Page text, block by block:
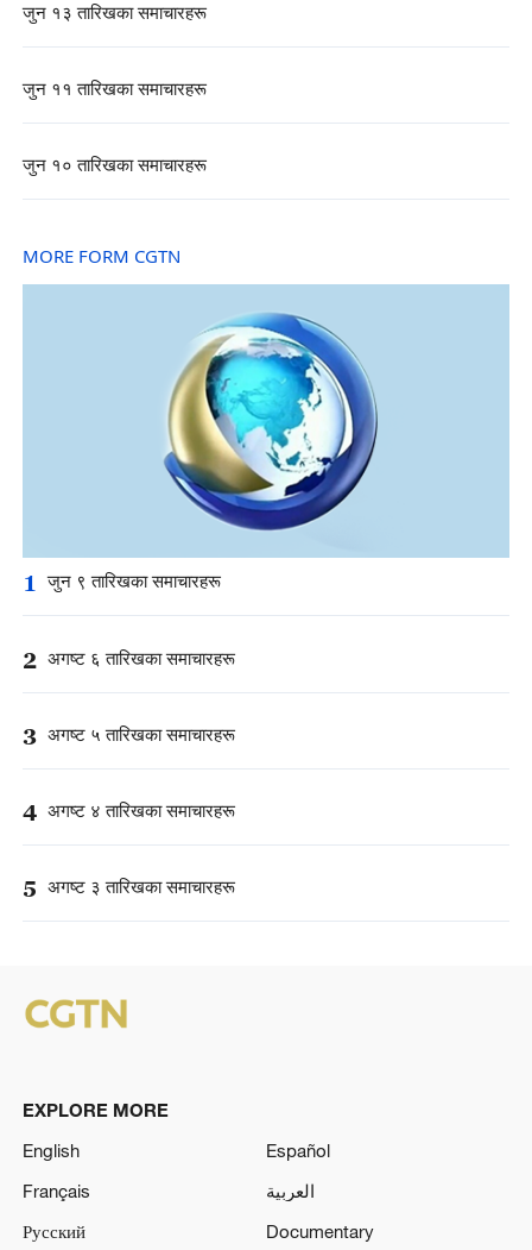
जुन १३ तारिखका समाचारहरू
जुन ११ तारिखका समाचारहरू
जुन १० तारिखका समाचारहरू
MORE FORM CGTN
1 जुन ९ तारिखका समाचारहरू
2 अगष्ट ६ तारिखका समाचारहरू
3 अगष्ट ५ तारिखका समाचारहरू
4 अगष्ट ४ तारिखका समाचारहरू
5 अगष्ट ३ तारिखका समाचारहरू
EXPLORE MORE
English
Español
Français
العربية
Русский
Documentary